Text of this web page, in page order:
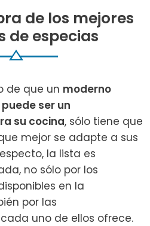
de los mejores
de especias
de que un moderno
ser un
su cocina, sólo tiene que
mejor se adapte a sus
la lista es
no sólo por los
en la
por las
uno de ellos ofrece.